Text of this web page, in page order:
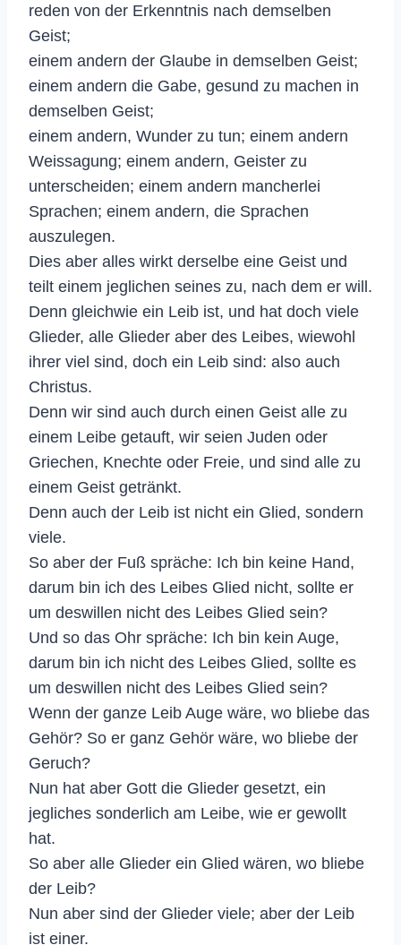
reden von der Erkenntnis nach demselben
Geist;
einem andern der Glaube in demselben Geist;
einem andern die Gabe, gesund zu machen in
demselben Geist;
einem andern, Wunder zu tun; einem andern
Weissagung; einem andern, Geister zu
unterscheiden; einem andern mancherlei
Sprachen; einem andern, die Sprachen
auszulegen.
Dies aber alles wirkt derselbe eine Geist und
teilt einem jeglichen seines zu, nach dem er will.
Denn gleichwie ein Leib ist, und hat doch viele
Glieder, alle Glieder aber des Leibes, wiewohl
ihrer viel sind, doch ein Leib sind: also auch
Christus.
Denn wir sind auch durch einen Geist alle zu
einem Leibe getauft, wir seien Juden oder
Griechen, Knechte oder Freie, und sind alle zu
einem Geist getränkt.
Denn auch der Leib ist nicht ein Glied, sondern
viele.
So aber der Fuß spräche: Ich bin keine Hand,
darum bin ich des Leibes Glied nicht, sollte er
um deswillen nicht des Leibes Glied sein?
Und so das Ohr spräche: Ich bin kein Auge,
darum bin ich nicht des Leibes Glied, sollte es
um deswillen nicht des Leibes Glied sein?
Wenn der ganze Leib Auge wäre, wo bliebe das
Gehör? So er ganz Gehör wäre, wo bliebe der
Geruch?
Nun hat aber Gott die Glieder gesetzt, ein
jegliches sonderlich am Leibe, wie er gewollt
hat.
So aber alle Glieder ein Glied wären, wo bliebe
der Leib?
Nun aber sind der Glieder viele; aber der Leib
ist einer.